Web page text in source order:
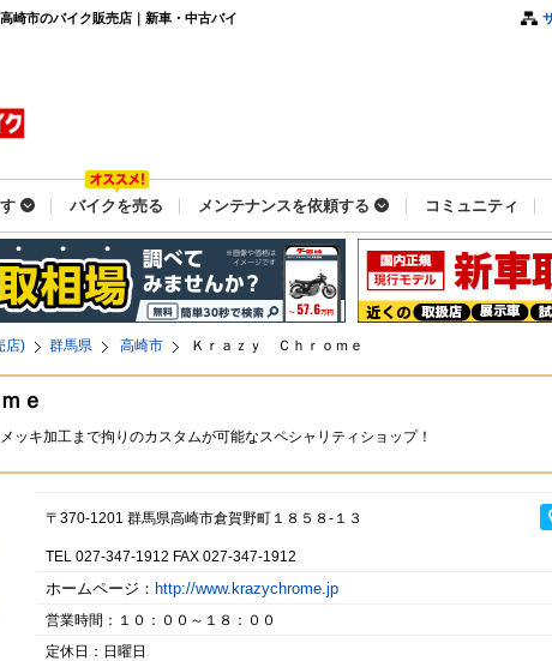
崎市のバイク販売店｜新車・中古バイ
バイクを売る メンテナンスを依頼する コミュニティ
店) 群馬県 高崎市 Ｋｒａｚｙ Ｃｈｒｏｍｅ
ｅ
ッキ加工まで拘りのカスタムが可能なスペシャリティショップ！
〒370-1201 群馬県高崎市倉賀野町１８５８-１３
TEL 027-347-1912 FAX 027-347-1912
ホームページ： http://www.krazychrome.jp
営業時間：１０：００～１８：００
定休日：日曜日